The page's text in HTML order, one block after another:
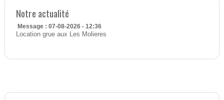
Notre actualité
Message : 07-08-2026 - 12:36
Location grue aux Les Molieres